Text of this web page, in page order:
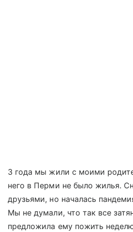
3 года мы жили с моими
него в Перми не было жилья.
друзьями, но началась
Мы не думали, что так все
предложила ему пожить